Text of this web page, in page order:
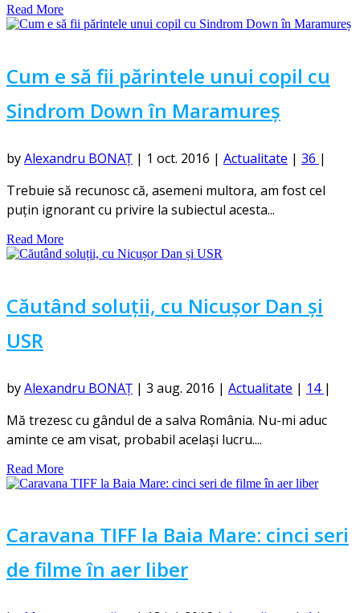
Read More
Cum e să fii părintele unui copil cu
Sindrom Down în Maramureș
byAlexandru BONAȚ | 1 oct. 2016 | Actualitate | 36 |
Trebuie să recunosc că, asemeni multora, am fost cel
puțin ignorant cu privire la subiectul acesta...
Read More
Căutând soluții, cu Nicușor Dan și
USR
byAlexandru BONAȚ | 3 aug. 2016 | Actualitate | 14 |
Mă trezesc cu gândul de a salva România. Nu-mi aduc
aminte ce am visat, probabil același lucru....
Read More
Caravana TIFF la Baia Mare: cinci seri
de filme în aer liber